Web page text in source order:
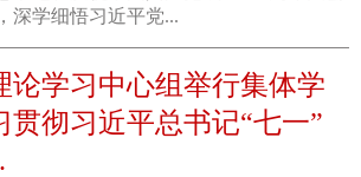
深学细悟习近平党...
论学习中心组举行集体学
贯彻习近平总书记“七一”